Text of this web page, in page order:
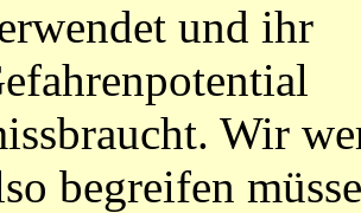
und ihr
Wir
begreifen